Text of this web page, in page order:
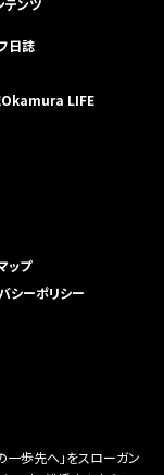
日誌
Okamura LIFE
ップ
シーポリシー
一歩先へ」をスローガン